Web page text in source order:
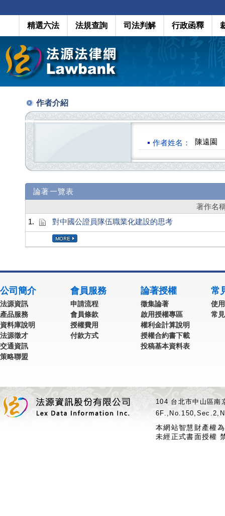
精選六法 法規查詢 司法判解 行政函釋
作者介紹
作者姓名： 陳遠園
論著一覽表
著作名
1.
對中國公證員隊伍職業化建設的思考
公司簡介
法源資訊
產品服務
資料庫說明
法源徵才
交通資訊
策略聯盟
會員服務
申請流程
會員條款
授權費用
付款方式
論著授權
徵集論著
啟用授權專區
權利金計算說明
授權合約書下載
投稿基本資料表
常
使
常
104 台北市中山區
本網站智慧財產權
未經正式書面授權